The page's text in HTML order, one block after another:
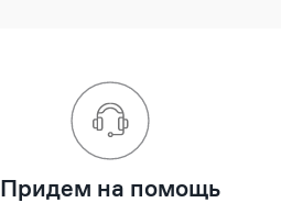
Придем на помощь